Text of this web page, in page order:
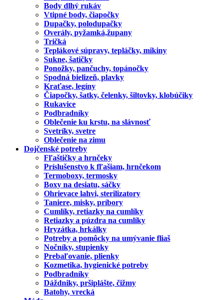
Body dlhý rukáv
Vtipné body, čiapočky
Dupačky, polodupačky
Overály, pyžamká,župany
Tričká
Teplákové súpravy, tepláčky, mikiny
Sukne, šatičky
Ponožky, pančuchy, topánočky
Spodná bielizeň, plavky
Kraťase, legíny
Čiapočky, šatky, čelenky, šiltovky, klobúčiky
Rukavice
Podbradníky
Oblečenie ku krstu, na slávnosť
Svetríky, svetre
Oblečenie na zimu
Dojčenské potreby
Fľaštičky a hrnčeky
Príslušenstvo k fľašiam, hrnčekom
Termoboxy, termosky
Boxy na desiatu, sáčky
Ohrievace lahvi, sterilizatory
Taniere, misky, príbory
Cumlíky, retiazky na cumlíky
Retiazky a púzdra na cumlíky
Hryzátka, hrkálky
Potreby a pomôcky na umývanie fliaš
Nočníky, stupienky
Prebaľovanie, plienky
Kozmetika, hygienické potreby
Podbradníky
Dáždniky, pršiplášte, čižmy
Batohy, vrecká